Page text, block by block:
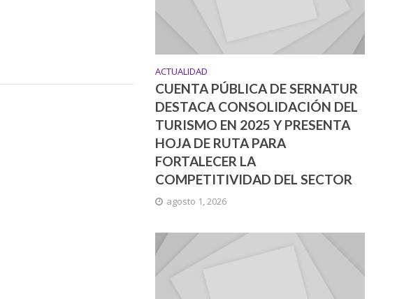
ACTUALIDAD
CUENTA PÚBLICA DE SERNATUR
DESTACA CONSOLIDACIÓN DEL
TURISMO EN 2025 Y PRESENTA
HOJA DE RUTA PARA
FORTALECER LA
COMPETITIVIDAD DEL SECTOR
agosto 1, 2026